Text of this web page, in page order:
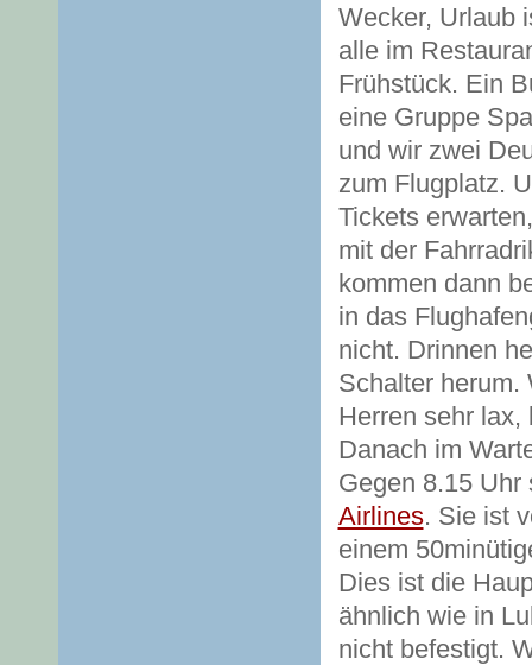
Wecker, Urlaub
alle im
Frühstück. Ein
eine Gruppe
und wir zwei
zum Flugplatz.
Tickets
mit der
kommen dann
in das
nicht. Drinnen
Schalter herum.
Herren sehr lax,
Danach im
Gegen 8.15
Airlines. Sie ist
einem
Dies ist die
ähnlich wie in
nicht befestigt.